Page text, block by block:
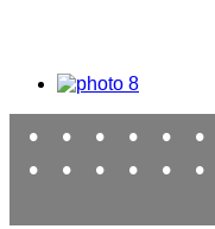
• • • • • •
•
• • • • •